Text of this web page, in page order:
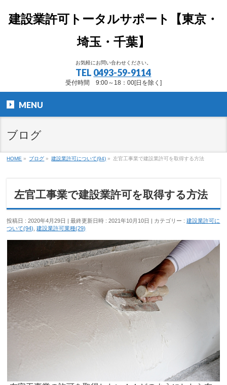
建設業許可トータルサポート【東京・
埼玉・千葉】
お気軽にお問い合わせください。
TEL 0493-59-9114
受付時間 9:00～18：00[日を除く]
MENU
ブログ
HOME » ブログ » 建設業許可について(94) » 左官工事業で建設業許可を取得する方法
左官工事業で建設業許可を取得する方法
投稿日 : 2020年4月29日 最終更新日時 : 2021年10月10日 カテゴリー :建設業許可に
ついて(94) ,建設業許可業種(29)